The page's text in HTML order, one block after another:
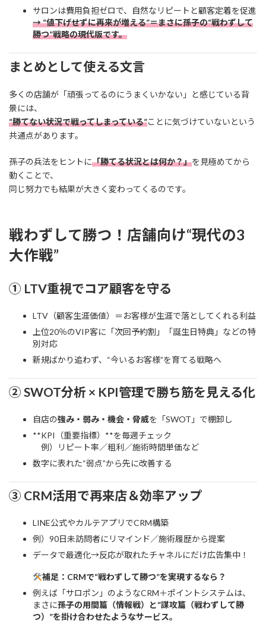
サロンは費用負担ゼロで、自然なリピートと顧客定着を促進
→ “値下げせずに再来が増える”＝まさに孫子の“戦わずして
勝つ”戦略の現代版です。
まとめとして使える文言
多くの店舗が「頑張ってるのにうまくいかない」と感じている背
景には、
“勝てない状況で戦ってしまっている”ことに気づけていないという
共通点があります。
孫子の兵法をヒントに「勝てる状況とは何か？」を見極めてから
動くことで、
同じ努力でも結果が大きく変わってくるのです。
戦わずして勝つ！店舗向け“現代の3
大作戦”
① LTV重視でコア顧客を守る
LTV（顧客生涯価値）＝お客様が生涯で落としてくれる利益
上位20％のVIP客に「次回予約割」「誕生日特典」などの特
別対応
新規ばかり追わず、“今いるお客様”を育てる戦略へ
② SWOT分析 × KPI管理で勝ち筋を見える化
自店の強み・弱み・機会・脅威を「SWOT」で棚卸し
**KPI（重要指標）**を毎週チェック
例）リピート率／粗利／施術時間単価など
数字に表れた“弱点”から先に改善する
③ CRM活用で再来店＆効率アップ
LINE公式やカルテアプリでCRM構築
例）90日未訪問者にリマインド／施術履歴から提案
データで最適化→反応が取れたチャネルにだけ広告集中！
補足：CRMで“戦わずして勝つ”を実現するなら？
例えば「サロポン」のようなCRM＋ポイントシステムは、
まさに孫子の用間篇（情報戦）と“謀攻篇（戦わずして勝
つ）”を掛け合わせたようなサービス。